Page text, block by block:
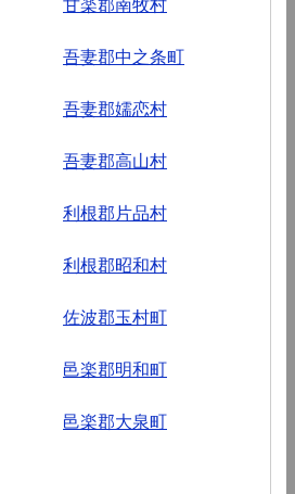
吾妻郡中之条町
吾妻郡嬬恋村
吾妻郡高山村
利根郡片品村
利根郡昭和村
佐波郡玉村町
邑楽郡明和町
邑楽郡大泉町